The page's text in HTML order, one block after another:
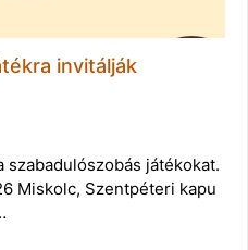
invitálják
játékokat.
Miskolc, Szentpéteri kapu